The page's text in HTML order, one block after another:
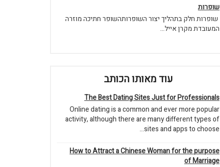
שופרות
שופרות חלק בתהליך יצור השופרותהשופר חתיכה מוזרה
המעובדת מקרן אייל...
עוד מאותו הכותב
The Best Dating Sites Just for Professionals
Online dating is a common and ever more popular
activity, although there are many different types of
sites and apps to choose...
How to Attract a Chinese Woman for the purpose
of Marriage